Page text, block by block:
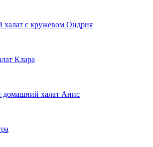
с кружевом Ондрия
Клара
халат Анис